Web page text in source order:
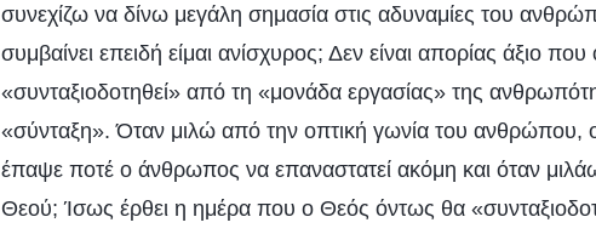
συνεχίζω να δίνω μεγάλη σημασία στις αδυναμίες του
συμβαίνει επειδή είμαι ανίσχυρος; Δεν είναι απορίας άξιο
«συνταξιοδοτηθεί» από τη «μονάδα εργασίας» της
«σύνταξη». Όταν μιλώ από την οπτική γωνία του ανθρώπου,
έπαψε ποτέ ο άνθρωπος να επαναστατεί ακόμη και όταν
Θεού; Ίσως έρθει η ημέρα που ο Θεός όντως θα